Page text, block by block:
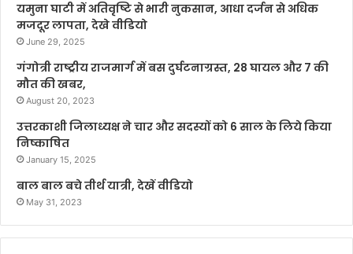
यमुना घाटी में अतिवृष्टि से भारी नुकसान, आधा दर्जन से अधिक
मजदूर लापता, देखे वीडियो
June 29, 2025
गंगोत्री राष्ट्रीय राजमार्ग में बस दुर्घटनाग्रस्त, 28 घायल और 7 की
मौत की खबर,
August 20, 2023
उत्तरकाशी जिलाध्यक्ष ने चार और सदस्यों को 6 साल के लिये किया
निष्काषित
January 15, 2025
बाल बाल बचे तीर्थ यात्री, देखें वीडियो
May 31, 2023